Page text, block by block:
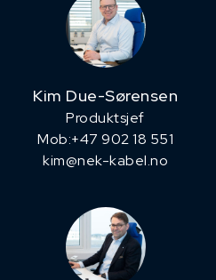
Kim Due-Sørensen
Produktsjef
​Mob:+47 902 18 551
kim@nek-kabel.no